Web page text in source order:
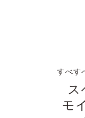
すべす
ス
モ